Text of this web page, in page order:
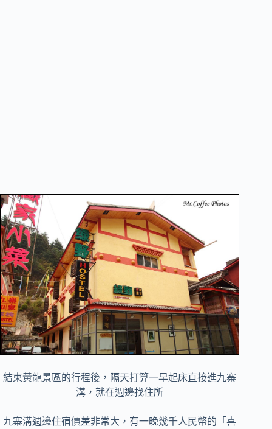
結束黃龍景區的行程後，隔天打算一早起床直接進九寨
溝，就在週邊找住所
九寨溝週邊住宿價差非常大，有一晚幾千人民幣的「喜